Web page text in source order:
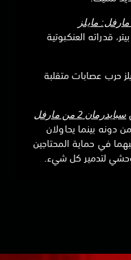
مايلز
قدراته العنكبوتية
حرب عصابات متقلبة
سبايدرمان 2 من مارفل
دونه بينما يحاولان
في حماية المحتاجين
لتدمير كل شيء.